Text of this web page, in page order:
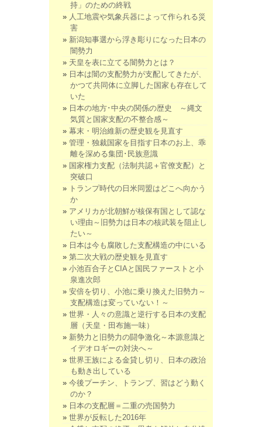
持」のための終戦
人工地震や気象兵器によって作られる災
害
新潟知事選から浮き彫りになった日本の
闇勢力
天皇を表に立てる闇勢力とは？
日本は闇の支配勢力が支配してきたが、
かつて共同体に立脚した国家も存在して
いた
日本の地方･中央の関係の歴史 ～縄文
気質と国家支配の不整合感～
幕末・明治維新の歴史観を見直す
管理・独裁国家を目指す日本のお上、乖
離を深める集団･民族意識
国家権力支配（法制共認＋官僚支配）と
突破口
トランプ時代の日米同盟はどこへ向かう
か
アメリカが北朝鮮が核保有国として認な
い理由～旧勢力は日本の核武装を阻止し
たい～
日本は今も腐敗した支配構造の中にいる
第二次大戦の歴史観を見直す
小池百合子とCIAと国民ファーストと小
泉進次郎
安倍を切り、小池に乗り換えた旧勢力～
支配構造は変っていない！～
世界・人々の意識と逆行する日本の支配
層（天皇・田布施一味）
新勢力と旧勢力の闘争激化～本源意識と
イデオロギーの対決へ～
世界王族による金貸し切り、日本の政治
も動き出している
今後プーチン、トランプ、習はどう動く
のか？
日本の支配層＝二重の売国勢力
世界が反転した2016年